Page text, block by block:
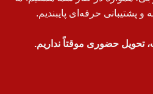
پشتیبانی حرفه‌ای پایبندیم.
تحویل حضوری موقتاً نداریم.